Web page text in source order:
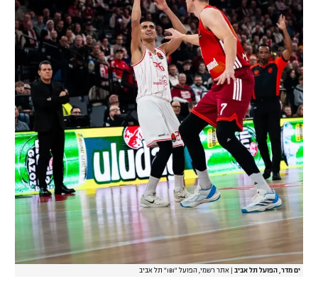
ים מדר, הפועל תל אביב אתר רשמי, הפועל "IBI" תל אביב